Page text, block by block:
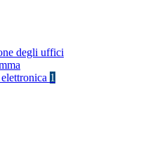
degli uffici
1